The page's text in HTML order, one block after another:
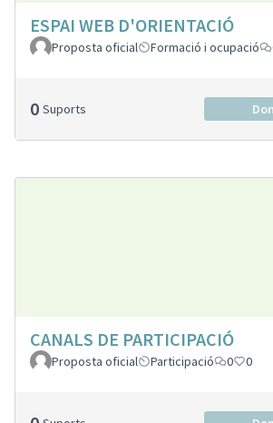
ESPAI WEB D'ORIENTACIÓ
Proposta oficial Formació i ocupació
0 Suports
CANALS DE PARTICIPACIÓ
Proposta oficial Participació 0 0